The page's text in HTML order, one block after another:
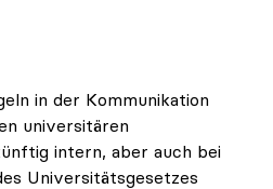
in der Kommunikation
universitären
intern, aber auch bei
Universitätsgesetzes